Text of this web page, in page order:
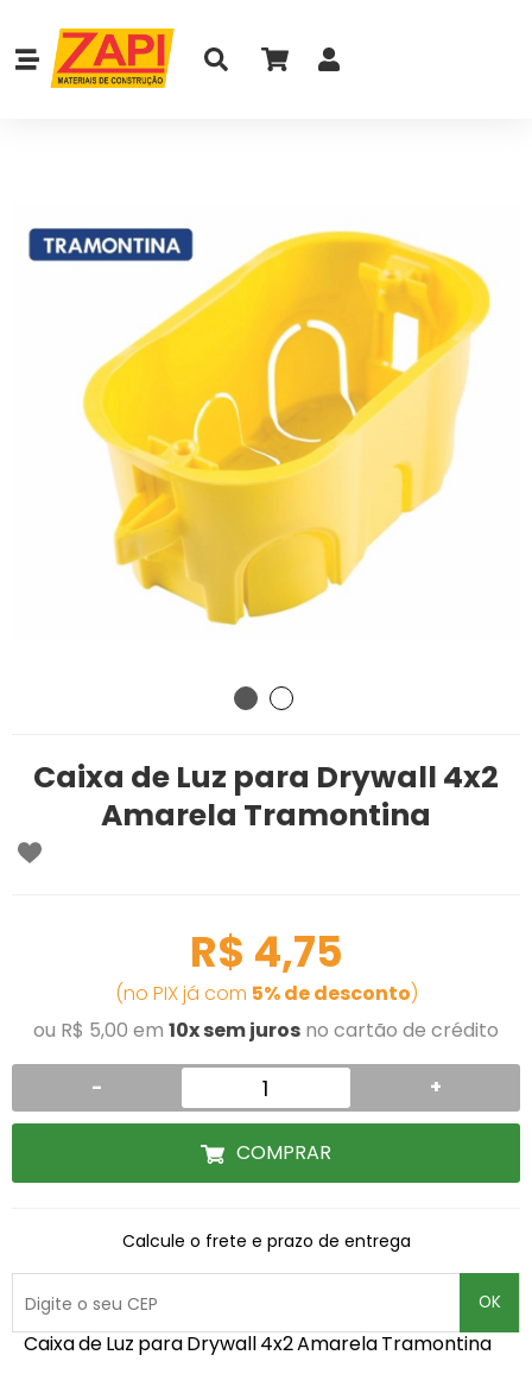
Caixa de Luz para Drywall 4x2
Amarela Tramontina
R$ 4,75
(no PIX já com 5% de desconto)
ou R$ 5,00 em 10x sem juros no cartão de crédito
- +
COMPRAR
Calcule o frete e prazo de entrega
OK
Caixa de Luz para Drywall 4x2 Amarela Tramontina